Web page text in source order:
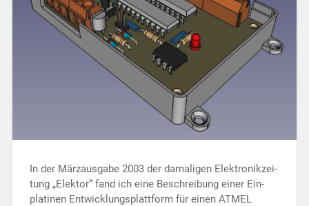
In der Märzausgabe 2003 der damaligen Elek­tronik­zei­
tung „Elektor“ fand ich eine Be­schrei­bung einer Ein­
platinen Ent­wicklungs­platt­form für einen ATMEL